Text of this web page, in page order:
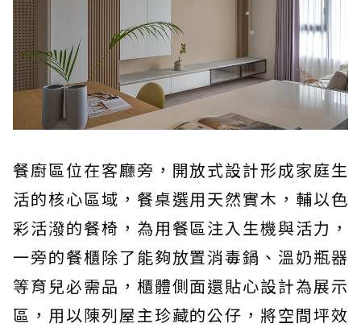
餐廚區位在客廳旁，開放式設計形成家庭生
活的核心區域，餐桌選用天然實木，輔以色
彩活潑的餐椅，為用餐區注入生機與活力，
一旁的餐櫃除了能夠放置消毒鍋、溫奶瓶器
等育兒必需品，櫃體側面還貼心設計為展示
區，用以陳列屋主珍藏的公仔，將空間坪效